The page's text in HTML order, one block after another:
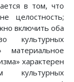
в том, что
целостность;
включить оба
культурных
материальное
характерен
культурных